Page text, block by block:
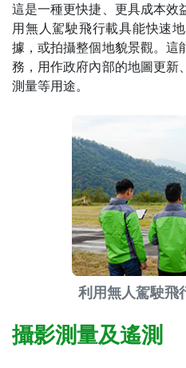
這是一種更快捷、更具成本效
用無人駕駛飛行載具能快速
據，或拍攝整個地貌景觀。這
務，用作政府內部的地圖更新
測量等用途。
利用無人駕駛飛
攝影測量及遙測